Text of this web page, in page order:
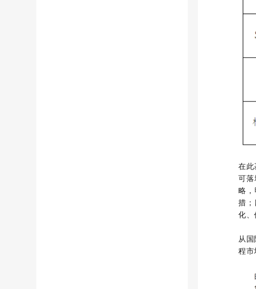
在此
可
略
措
化、
从
程市